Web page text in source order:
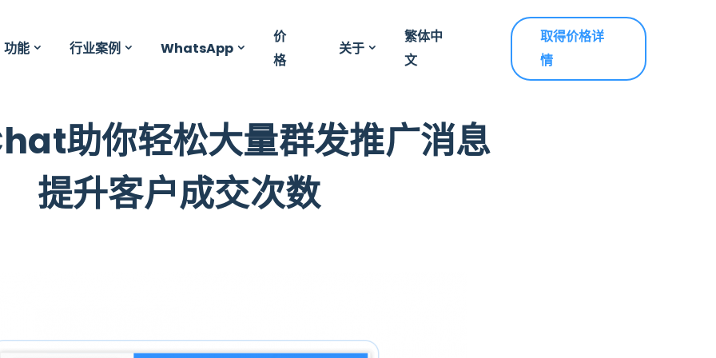
功能 行业案例 WhatsApp
价
格
关于
繁体中
文
取得价格详
情
助你轻松大量群发推广消息
提升客户成交次数